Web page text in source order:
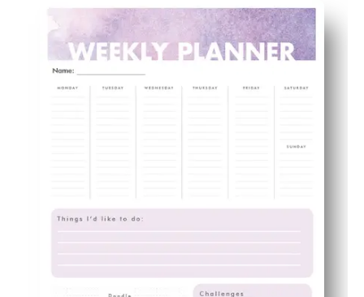
El diseño de impresión y uso ahorra tiempo de
Las columnas de un vistazo mantienen a toda la
Espacios amigables para los niños para tareas y
sin fecha y reutilizable: laminado para borrado en